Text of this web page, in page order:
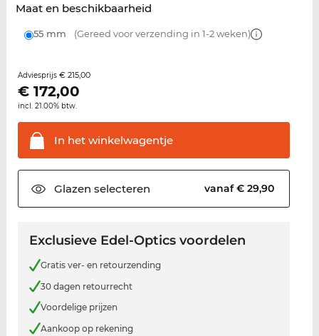
Maat en beschikbaarheid
55 mm (Gereed voor verzending in 1-2 weken)
Adviesprijs € 215,00
€ 172,00
incl. 21.00% btw.
In hetwinkelwagentje
Glazen selecteren vanaf € 29,90
Exclusieve Edel-Optics voordelen
Gratis ver- en retourzending
30 dagen retourrecht
Voordelige prijzen
Aankoop op rekening